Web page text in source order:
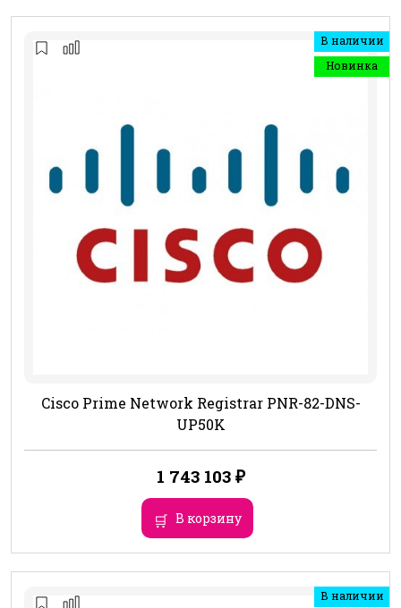
В наличии
Новинка
Cisco Prime Network Registrar PNR-82-DNS-
UP50K
1 743 103 ₽
В корзину
В наличии